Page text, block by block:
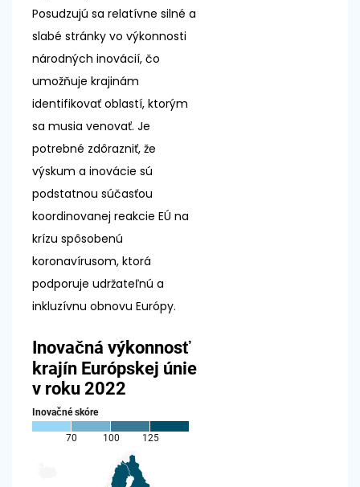
Posudzujú sa relatívne silné a
slabé stránky vo výkonnosti
národných inovácií, čo
umožňuje krajinám
identifikovať oblastí, ktorým
sa musia venovať. Je
potrebné zdôrazniť, že
výskum a inovácie sú
podstatnou súčasťou
koordinovanej reakcie EÚ na
krízu spôsobenú
koronavírusom, ktorá
podporuje udržateľnú a
inkluzívnu obnovu Európy.